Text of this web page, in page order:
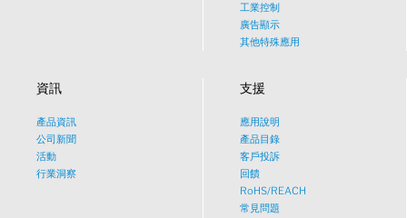
工業控制
廣告顯示
其他特殊應用
資訊
產品資訊
公司新聞
活動
行業洞察
支援
應用說明
產品目錄
客戶投訴
回饋
RoHS/REACH
常見問題
What would you like to talk